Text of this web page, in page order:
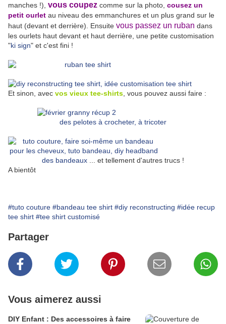
manches !), vous coupez comme sur la photo, cousez un
petit ourlet au niveau des emmanchures et un plus grand sur le
haut (devant et derrière). Ensuite vous passez un ruban dans
les ourlets haut devant et haut derrière, une petite customisation
"ki sign" et c'est fini !
Et sinon, avec vos vieux tee-shirts , vous pouvez aussi faire :
des pelotes à crocheter, à tricoter
des bandeaux ... et tellement d'autres trucs !
A bientôt
#tuto couture #bandeau tee shirt #diy reconstructing #idée recup
tee shirt #tee shirt customisé
Partager
Vous aimerez aussi
DIY Enfant : Des accessoires à faire